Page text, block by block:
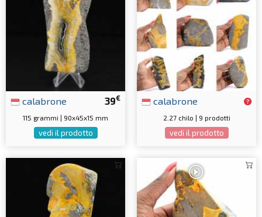
39€
calabrone
115 grammi | 90x45x15 mm
vedi il prodotto
calabrone
2.27 chilo | 9 prodotti
vedi il prodotto